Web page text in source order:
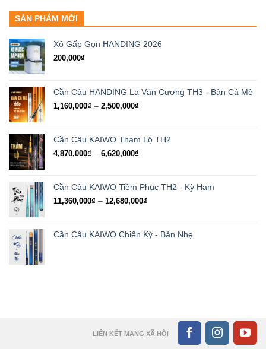
SẢN PHẨM MỚI
Xô Gấp Gọn HANDING 2026
200,000₫
Cần Câu HANDING La Văn Cương TH3 - Bản Cá Mè
1,160,000₫ – 2,500,000₫
1,160,000₫
Cần Câu KAIWO Thám Lộ TH2
4,870,000₫ – 6,620,000₫
4,870,000₫
6,620,000₫
Cần Câu KAIWO Tiềm Phục TH2 - Kỳ Hạm
11,360,000₫ – 12,680,000₫
11,360,000₫
Cần Câu KAIWO Chiến Kỳ - Bản Nhẹ
LIÊN KẾT MẠNG XÃ HỘI